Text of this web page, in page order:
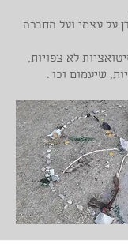
על עצמי ועל החברה
לא צפויות,
שיעמום וכו'.